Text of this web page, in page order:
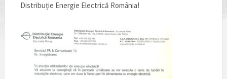
Distribuție Energie Electrică România!